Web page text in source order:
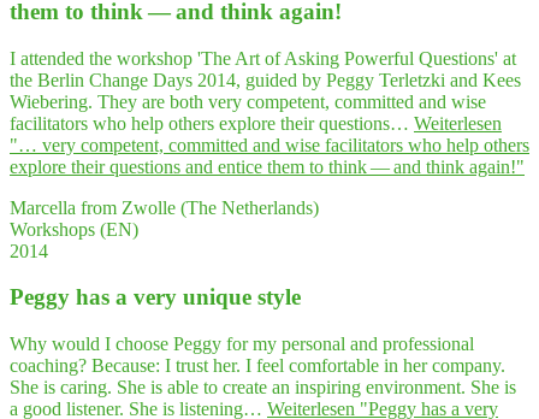
them to think — and think again!
I attended the workshop 'The Art of Asking Powerful Questions' at
the Berlin Change Days 2014, guided by Peggy Terletzki and Kees
Wiebering. They are both very competent, committed and wise
facilitators who help others explore their questions… Weiterlesen
"… very com­pe­tent, com­mit­ted and wise faci­li­ta­tors who help others
explo­re their ques­ti­ons and enti­ce them to think — and think again!"
Marcella from Zwolle (The Netherlands)
Workshops (EN)
2014
Peg­gy has a very uni­que style
Why would I choose Peggy for my personal and professional
coaching? Because: I trust her. I feel comfortable in her company.
She is caring. She is able to create an inspiring environment. She is
a good listener. She is listening… Weiterlesen "Peg­gy has a very